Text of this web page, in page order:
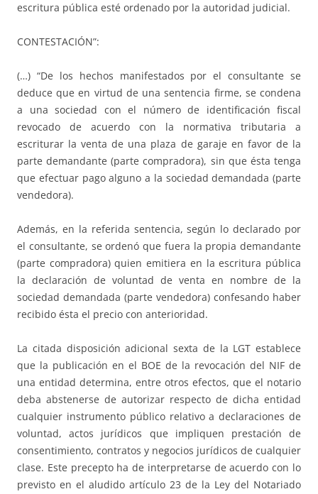
escritura pública esté ordenado por la autoridad judicial.
CONTESTACIÓN”:
(…) “De los hechos manifestados por el consultante se
deduce que en virtud de una sentencia firme, se condena
a una sociedad con el número de identificación fiscal
revocado de acuerdo con la normativa tributaria a
escriturar la venta de una plaza de garaje en favor de la
parte demandante (parte compradora), sin que ésta tenga
que efectuar pago alguno a la sociedad demandada (parte
vendedora).
Además, en la referida sentencia, según lo declarado por
el consultante, se ordenó que fuera la propia demandante
(parte compradora) quien emitiera en la escritura pública
la declaración de voluntad de venta en nombre de la
sociedad demandada (parte vendedora) confesando haber
recibido ésta el precio con anterioridad.
La citada disposición adicional sexta de la LGT establece
que la publicación en el BOE de la revocación del NIF de
una entidad determina, entre otros efectos, que el notario
deba abstenerse de autorizar respecto de dicha entidad
cualquier instrumento público relativo a declaraciones de
voluntad, actos jurídicos que impliquen prestación de
consentimiento, contratos y negocios jurídicos de cualquier
clase. Este precepto ha de interpretarse de acuerdo con lo
previsto en el aludido artículo 23 de la Ley del Notariado